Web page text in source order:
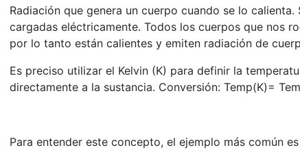
Radiación que genera un cuerpo cuando se lo
cargadas eléctricamente. Todos los cuerpos que nos
por lo tanto están calientes y emiten radiación de
Es preciso utilizar el Kelvin (K) para definir la
directamente a la sustancia. Conversión: Temp(K)=
Para entender este concepto, el ejemplo más común